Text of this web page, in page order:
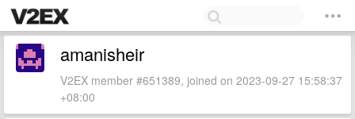
amanisheir
V2EX member #651389, joined on 2023-09-27 15:58:37
+08:00